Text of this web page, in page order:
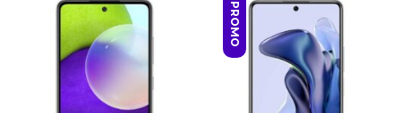
PROMO